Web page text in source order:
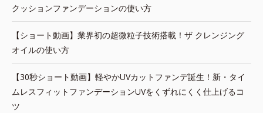
クッションファンデーションの使い方
【ショート動画】業界初の超微粒子技術搭載！ザ クレンジング
オイルの使い方
【30秒ショート動画】軽やかUVカットファンデ誕生！新・タイ
ムレスフィットファンデーションUVをくずれにくく仕上げるコ
ツ